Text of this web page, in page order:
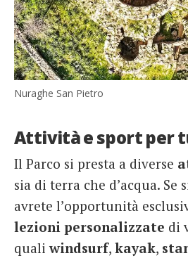
Nuraghe San Pietro
Attività e sport per
Il Parco si presta a diverse
sia di terra che d’acqua.
avrete l’opportunità
lezioni personalizzate di
qualiwindsurf, kayak,